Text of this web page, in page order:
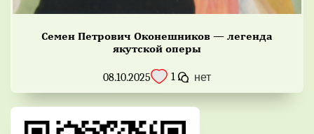
Семен Петрович Оконешников — легенда
якутской оперы
08.10.2025 1 нет